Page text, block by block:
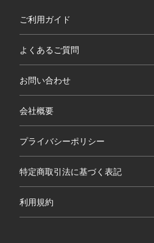
ご利用ガイド
よくあるご質問
お問い合わせ
会社概要
プライバシーポリシー
特定商取引法に基づく表記
利用規約